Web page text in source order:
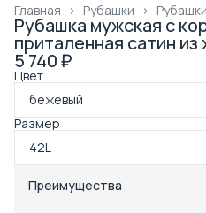
Рубашки ›
Главная ›
Рубашка мужская с
приталенная сатин из
5 740 ₽
Цвет
бежевый
Размер
42L
Преимущества
Примерка при получении в